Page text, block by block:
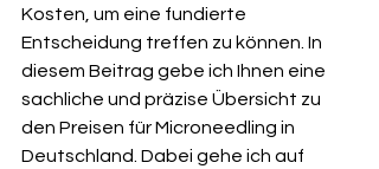
Kosten, um eine fundierte
Entscheidung treffen zu können. In
diesem Beitrag gebe ich Ihnen eine
sachliche und präzise Übersicht zu
den Preisen für Microneedling in
Deutschland. Dabei gehe ich auf